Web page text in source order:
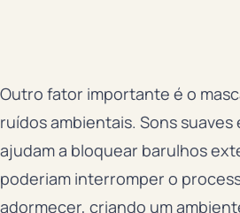
Outro fator importante é o
ruídos ambientais. Sons
ajudam a bloquear barulhos
poderiam interromper o
adormecer, criando um